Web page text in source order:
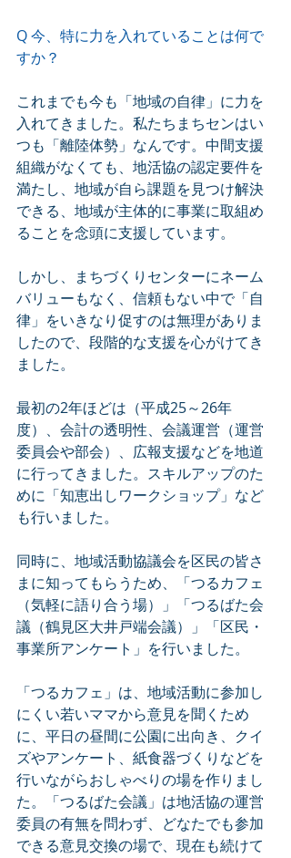
Q 今、特に力を入れていることは何で
すか？
これまでも今も「地域の自律」に力を
入れてきました。私たちまちセンはい
つも「離陸体勢」なんです。中間支援
組織がなくても、地活協の認定要件を
満たし、地域が自ら課題を見つけ解決
できる、地域が主体的に事業に取組め
ることを念頭に支援しています。
しかし、まちづくりセンターにネーム
バリューもなく、信頼もない中で「自
律」をいきなり促すのは無理がありま
したので、段階的な支援を心がけてき
ました。
最初の2年ほどは（平成25～26年
度）、会計の透明性、会議運営（運営
委員会や部会）、広報支援などを地道
に行ってきました。スキルアップのた
めに「知恵出しワークショップ」など
も行いました。
同時に、地域活動協議会を区民の皆さ
まに知ってもらうため、「つるカフェ
（気軽に語り合う場）」「つるばた会
議（鶴見区大井戸端会議）」「区民・
事業所アンケート」を行いました。
「つるカフェ」は、地域活動に参加し
にくい若いママから意見を聞くため
に、平日の昼間に公園に出向き、クイ
ズやアンケート、紙食器づくりなどを
行いながらおしゃべりの場を作りまし
た。「つるばた会議」は地活協の運営
委員の有無を問わず、どなたでも参加
できる意見交換の場で、現在も続けて